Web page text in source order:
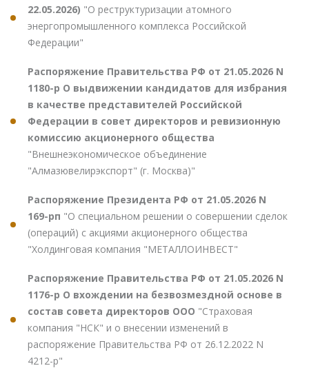
22.05.2026) "О реструктуризации атомного
энергопромышленного комплекса Российской
Федерации"
Распоряжение Правительства РФ от 21.05.2026 N
1180-р О выдвижении кандидатов для избрания
в качестве представителей Российской
Федерации в совет директоров и ревизионную
комиссию акционерного общества
"Внешнеэкономическое объединение
"Алмазювелирэкспорт" (г. Москва)"
Распоряжение Президента РФ от 21.05.2026 N
169-рп "О специальном решении о совершении сделок
(операций) с акциями акционерного общества
"Холдинговая компания "МЕТАЛЛОИНВЕСТ"
Распоряжение Правительства РФ от 21.05.2026 N
1176-р О вхождении на безвозмездной основе в
состав совета директоров ООО "Страховая
компания "НСК" и о внесении изменений в
распоряжение Правительства РФ от 26.12.2022 N
4212-р"